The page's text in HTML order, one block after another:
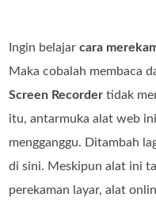
Ingin belajarcara
Maka cobalah membaca
Screen Recorder tidak
itu, antarmuka alat web
mengganggu. Ditambah
di sini. Meskipun alat ini
perekaman layar, alat